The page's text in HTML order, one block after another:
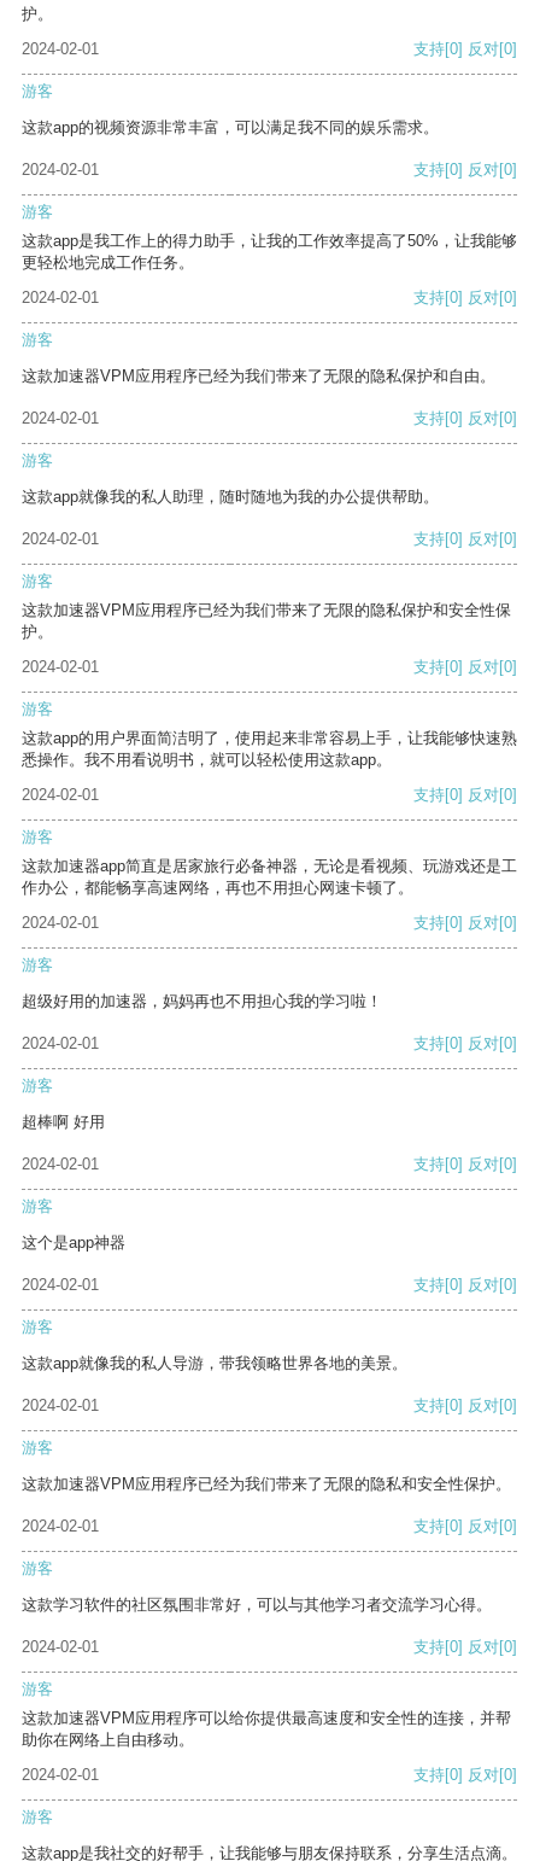
护。
2024-02-01
支持[0] 反对[0]
游客
这款app的视频资源非常丰富，可以满足我不同的娱乐需求。
2024-02-01 支持[0] 反对[0]
游客
这款app是我工作上的得力助手，让我的工作效率提高了50%，让我能够
更轻松地完成工作任务。
2024-02-01
支持[0] 反对[0]
游客
这款加速器VPM应用程序已经为我们带来了无限的隐私保护和自由。
2024-02-01 支持[0] 反对[0]
游客
这款app就像我的私人助理，随时随地为我的办公提供帮助。
2024-02-01 支持[0] 反对[0]
游客
这款加速器VPM应用程序已经为我们带来了无限的隐私保护和安全性保
护。
2024-02-01
支持[0] 反对[0]
游客
这款app的用户界面简洁明了，使用起来非常容易上手，让我能够快速熟
悉操作。我不用看说明书，就可以轻松使用这款app。
2024-02-01
支持[0] 反对[0]
游客
这款加速器app简直是居家旅行必备神器，无论是看视频、玩游戏还是工
作办公，都能畅享高速网络，再也不用担心网速卡顿了。
2024-02-01
支持[0] 反对[0]
游客
超级好用的加速器，妈妈再也不用担心我的学习啦！
2024-02-01 支持[0] 反对[0]
游客
超棒啊 好用
2024-02-01 支持[0] 反对[0]
游客
这个是app神器
2024-02-01 支持[0] 反对[0]
游客
这款app就像我的私人导游，带我领略世界各地的美景。
2024-02-01 支持[0] 反对[0]
游客
这款加速器VPM应用程序已经为我们带来了无限的隐私和安全性保护。
2024-02-01 支持[0] 反对[0]
游客
这款学习软件的社区氛围非常好，可以与其他学习者交流学习心得。
2024-02-01 支持[0] 反对[0]
游客
这款加速器VPM应用程序可以给你提供最高速度和安全性的连接，并帮
助你在网络上自由移动。
2024-02-01
支持[0] 反对[0]
游客
这款app是我社交的好帮手，让我能够与朋友保持联系，分享生活点滴。